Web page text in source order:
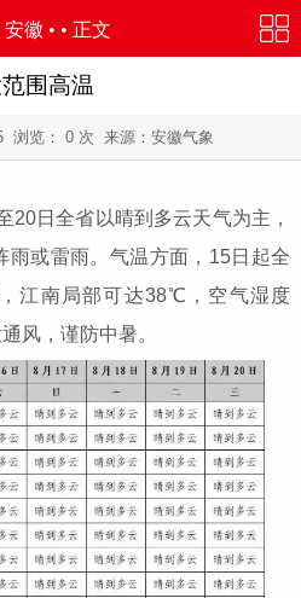
安徽 • • 正文
围高温
浏览： 0次 来源：安徽气象
20日全省以晴到多云天气为主，
雨或雷雨。气温方面，15日起全
江南局部可达38℃，空气湿度
风，谨防中暑。